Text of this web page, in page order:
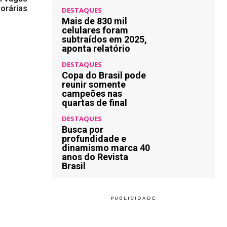
DESTAQUES
Mais de 830 mil
celulares foram
subtraídos em 2025,
aponta relatório
DESTAQUES
Copa do Brasil pode
reunir somente
campeões nas
quartas de final
DESTAQUES
Busca por
profundidade e
dinamismo marca 40
anos do Revista
Brasil